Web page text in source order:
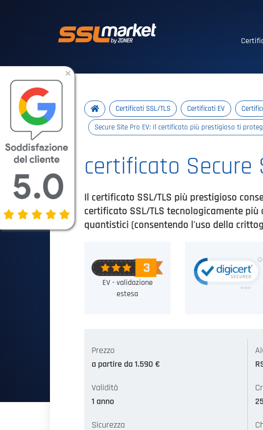
Certificati SSL/TLS affidabili
Certificati SSL/TLS Certificati EV
Secure Site Pro EV: Il certificato più prestigioso ti
certificato Secure
Il certificato SSL/TLS più prestigioso
certificato SSL/TLS tecnologicamente
quantistici (consentendo l'uso della
EV - validazione
estesa
Prezzo
a partire da 1.590 €
Validità
1 anno
Sicurezza
×